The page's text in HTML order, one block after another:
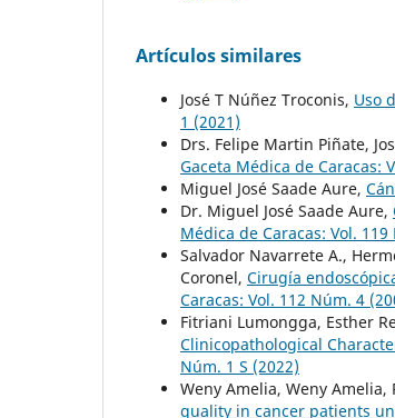
Artículos similares
José T Núñez Troconis, Uso
1 (2021)
Drs. Felipe Martin Piñate,
Gaceta Médica de Caracas:
Miguel José Saade Aure,
Dr. Miguel José Saade Aure,
Médica de Caracas: Vol.
Salvador Navarrete A.,
Coronel, Cirugía
Caracas: Vol. 112 Núm. 4
Fitriani Lumongga, Esther
Clinicopathological
Núm. 1 S (2022)
Weny Amelia, Weny
quality in cancer patients